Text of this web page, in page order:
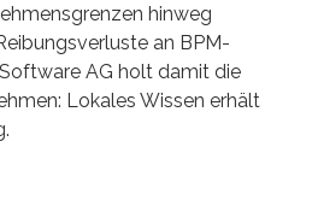
hinweg
an BPM-
AG holt damit die
Lokales Wissen erhält